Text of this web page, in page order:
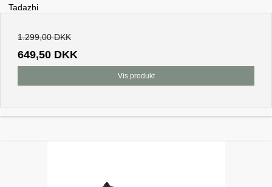
Tadazhi
1.299,00 DKK
649,50 DKK
Vis produkt